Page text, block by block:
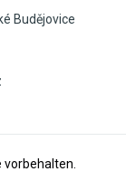
Budějovice
vorbehalten.